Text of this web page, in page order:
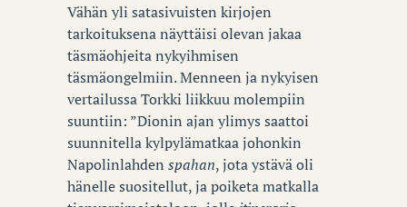
Vähän yli satasivuisten kirjojen
tarkoituksena näyttäisi olevan jakaa
täsmäohjeita nykyihmisen
täsmäongelmiin. Menneen ja nykyisen
vertailussa Torkki liikkuu molempiin
suuntiin: ”Dionin ajan ylimys saattoi
suunnitella kylpylämatkaa johonkin
Napolinlahden spahan, jota ystävä oli
hänelle suositellut, ja poiketa matkalla